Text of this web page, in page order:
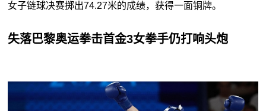
女子链球决赛掷出74.27米的成绩，获得一面铜牌。
失落巴黎奥运拳击首金3女拳手仍打响头炮